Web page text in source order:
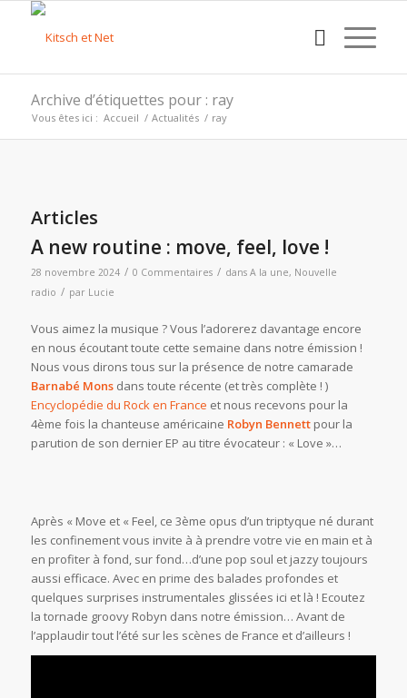
Archive d’étiquettes pour : ray
Vous êtes ici : Accueil / Actualités / ray
Articles
A new routine : move, feel, love !
28 novembre 2024 / 0 Commentaires / dans A la une, Nouvelle
radio / par Lucie
Vous aimez la musique ? Vous l’adorerez davantage encore
en nous écoutant toute cette semaine dans notre émission !
Nous vous dirons tous sur la présence de notre camarade
Barnabé Monsdans toute récente (et très complète ! )
Encyclopédie du Rock en France et nous recevons pour la
4ème fois la chanteuse américaine Robyn Bennettpour la
parution de son dernier EP au titre évocateur : « Love »…
Après « Move et « Feel, ce 3ème opus d’un triptyque né durant
les confinement vous invite à à prendre votre vie en main et à
en profiter à fond, sur fond…d’une pop soul et jazzy toujours
aussi efficace. Avec en prime des balades profondes et
quelques surprises instrumentales glissées ici et là ! Ecoutez
la tornade groovy Robyn dans notre émission… Avant de
l’applaudir tout l’été sur les scènes de France et d’ailleurs !